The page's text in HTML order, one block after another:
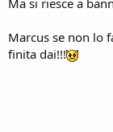
provvedimento
da sci.
Marcus se non lo
finita dai!!!